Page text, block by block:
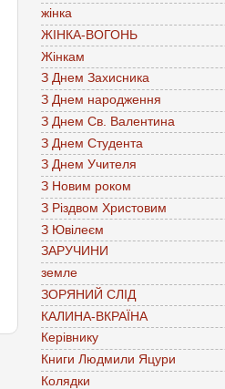
жінка
ЖІНКА-ВОГОНЬ
Жінкам
З Днем Захисника
З Днем народження
З Днем Св. Валентина
З Днем Студента
З Днем Учителя
З Новим роком
З Різдвом Христовим
З Ювілеєм
ЗАРУЧИНИ
земле
ЗОРЯНИЙ СЛІД
КАЛИНА-ВКРАЇНА
Керівнику
Книги Людмили Яцури
Колядки